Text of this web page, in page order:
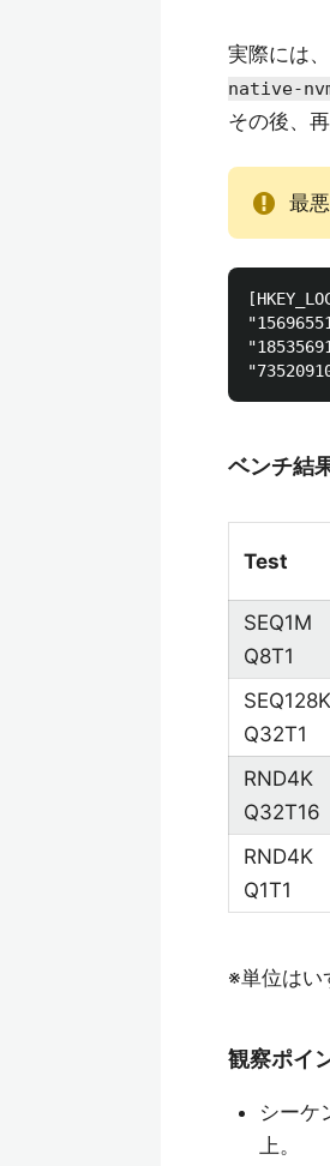
実際には
native-
その後、
最
ベンチ結
Test
SEQ1M
Q8T1
SEQ128K
Q32T1
RND4K
Q32T16
RND4K
Q1T1
※単位はい
観察ポイ
シーケ
上。